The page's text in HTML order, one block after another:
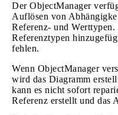
Der ObjectManager
Auflösen von
Referenz- und
Referenztypen
fehlen.
Wenn ObjectManager
wird das Diagramm
kann es nicht sofort
Referenz erstellt und das